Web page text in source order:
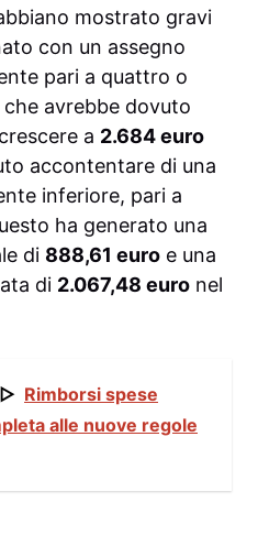
mostrato gravi
con un assegno
pari a quattro o
avrebbe dovuto
a 2.684 euro
accontentare di una
inferiore, pari a
ha generato una
di 888,61 euro e una
di 2.067,48 euro nel
▷ Rimborsi spese
alle nuove regole